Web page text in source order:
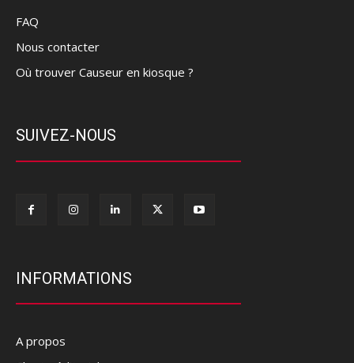
FAQ
Nous contacter
Où trouver Causeur en kiosque ?
SUIVEZ-NOUS
INFORMATIONS
A propos